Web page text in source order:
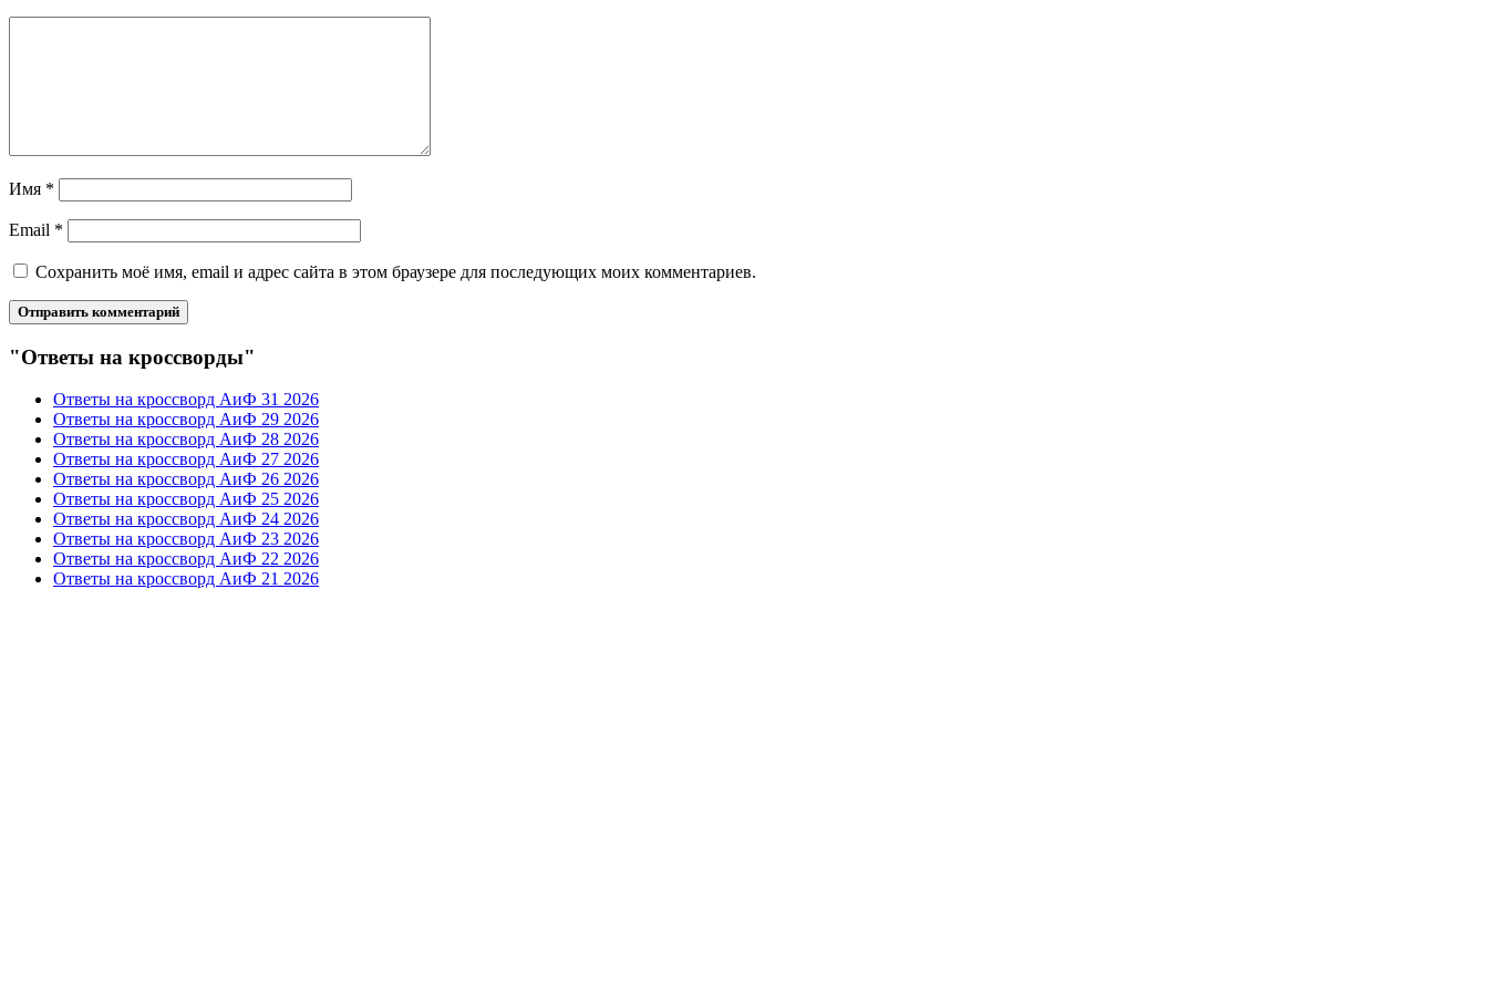
Имя *
Email *
Сохранить моё имя, email и адрес сайта в этом браузере для последующих моих комментариев.
"Ответы на кроссворды"
Ответы на кроссворд АиФ 31 2026
Ответы на кроссворд АиФ 29 2026
Ответы на кроссворд АиФ 28 2026
Ответы на кроссворд АиФ 27 2026
Ответы на кроссворд АиФ 26 2026
Ответы на кроссворд АиФ 25 2026
Ответы на кроссворд АиФ 24 2026
Ответы на кроссворд АиФ 23 2026
Ответы на кроссворд АиФ 22 2026
Ответы на кроссворд АиФ 21 2026